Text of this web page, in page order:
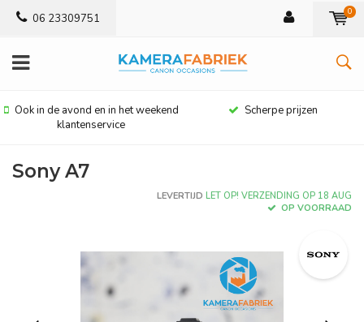
06 23309751 0
Ook in de avond en in het weekend
klantenservice
Scherpe prijzen
Sony A7
LEVERTIJD LET OP! VERZENDING OP 18 AUG
OP VOORRAAD